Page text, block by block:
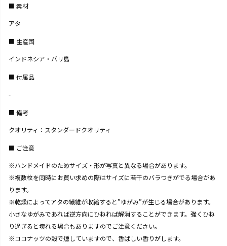
素材
アタ
生産国
インドネシア・バリ島
付属品
-
備考
クオリティ：スタンダードクオリティ
ご注意
※ハンドメイドのためサイズ・形が写真と異なる場合があります。
※複数枚を同時にお買い求めの際はサイズに若干のバラつきがでる場合があ
ります。
※乾燥によってアタの繊維が収縮すると”ゆがみ”が生じる場合があります。
小さなゆがみであれば逆方向にひねれば解消することができます。強くひね
り過ぎると壊れる場合もありますのでご注意ください。
※ココナッツの殻で燻していますので、香ばしい香りがします。